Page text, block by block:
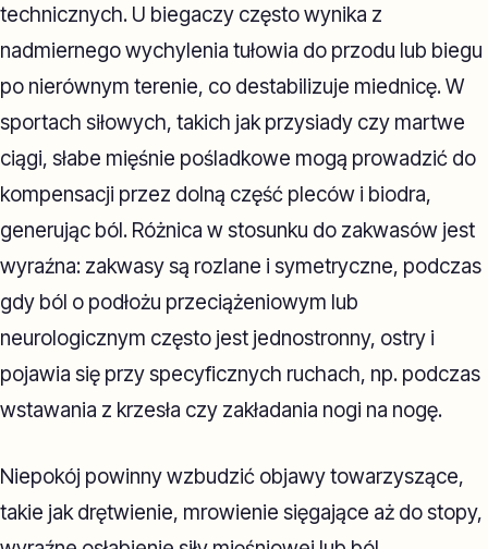
technicznych. U biegaczy często wynika z
nadmiernego wychylenia tułowia do przodu lub biegu
po nierównym terenie, co destabilizuje miednicę. W
sportach siłowych, takich jak przysiady czy martwe
ciągi, słabe mięśnie pośladkowe mogą prowadzić do
kompensacji przez dolną część pleców i biodra,
generując ból. Różnica w stosunku do zakwasów jest
wyraźna: zakwasy są rozlane i symetryczne, podczas
gdy ból o podłożu przeciążeniowym lub
neurologicznym często jest jednostronny, ostry i
pojawia się przy specyficznych ruchach, np. podczas
wstawania z krzesła czy zakładania nogi na nogę.
Niepokój powinny wzbudzić objawy towarzyszące,
takie jak drętwienie, mrowienie sięgające aż do stopy,